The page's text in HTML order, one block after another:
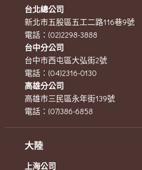
台北總公司
新北市五股區五工二路116巷9號
電話：(02)2298-3888
台中分公司
台中市西屯區大弘街2號
電話：(04)2316-0130
高雄分公司
高雄市三民區永年街139號
電話：(07)386-6858
大陸
上海公司